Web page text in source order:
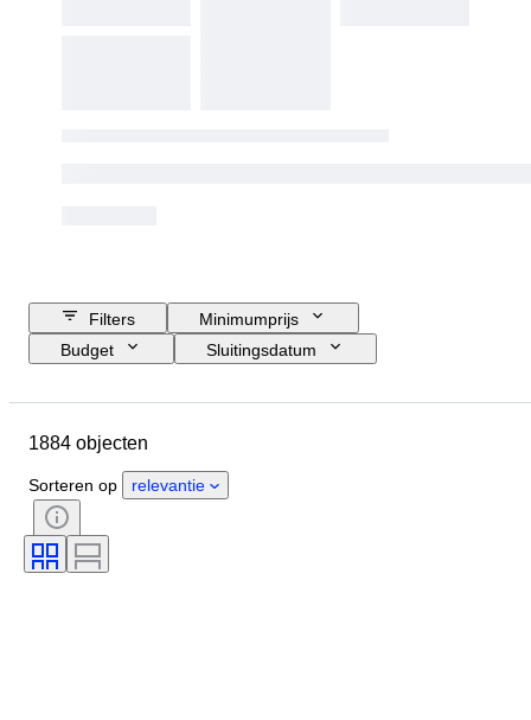
Filters
Minimumprijs
Budget
Sluitingsdatum
Conditie
Onderwerp
Handtekening
Oplage
Serie
1884 objecten
Sorteren op relevantie